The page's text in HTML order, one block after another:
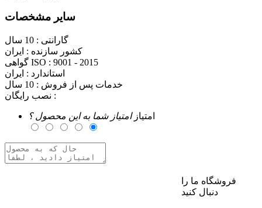
سایر مشخصات
گارانتی : 10 سال
کشور سازنده : ایران
گواهی ISO : 9001 - 2015
استاندارد : ایران
خدمات پس از فروش : 10 سال
نصب رایگان :
امتیازامتیاز شما به این محصول ؟
فروشگاه ما را
دنبال کنید